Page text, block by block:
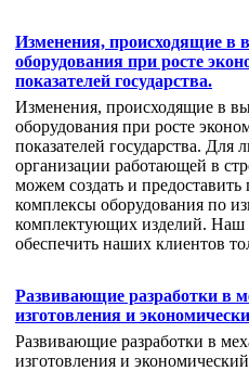
Изменения, происходящие в
оборудования при росте
показателей государства.
Изменения, происходящие в
оборудования при росте
показателей государства. Для
организации работающей в
можем создать и
комплексы оборудования по
комплектующих изделий. Наш
обеспечить наших клиентов
Развивающие разработки в
изготовления и
Развивающие разработки в
изготовления и